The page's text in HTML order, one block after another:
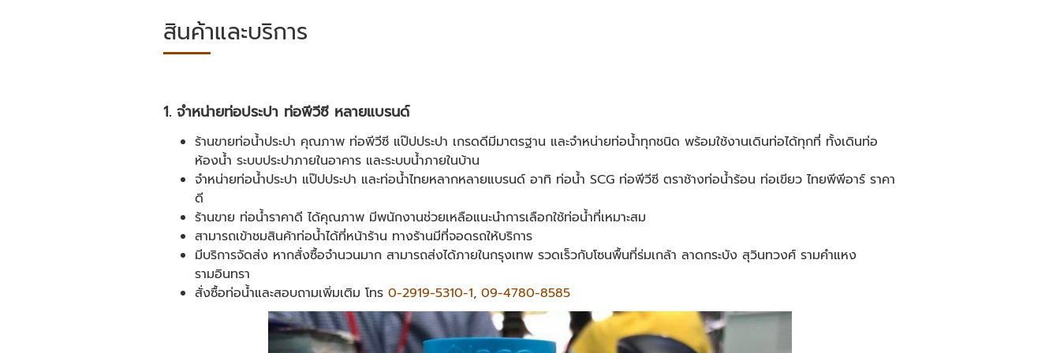
สินค้าและบริการ
1. จำหน่ายท่อประปา ท่อพีวีซี หลายแบรนด์
ร้านขายท่อน้ำประปา คุณภาพ ท่อพีวีซี แป๊ปประปา เกรดดีมีมาตรฐาน และจำหน่ายท่อน้ำทุกชนิด พร้อมใช้งานเดินท่อได้ทุกที่ ทั้งเดินท่อ
ห้องน้ำ ระบบประปาภายในอาคาร และระบบน้ำภายในบ้าน
จำหน่ายท่อน้ำประปา แป๊ปประปา และท่อน้ำไทยหลากหลายแบรนด์ อาทิ ท่อน้ำ SCG ท่อพีวีซี ตราช้างท่อน้ำร้อน ท่อเขียว ไทยพีพีอาร์ ราคา
ดี
ร้านขาย ท่อน้ำราคาดี ได้คุณภาพ มีพนักงานช่วยเหลือแนะนำการเลือกใช้ท่อน้ำที่เหมาะสม
สามารถเข้าชมสินค้าท่อน้ำได้ที่หน้าร้าน ทางร้านมีที่จอดรถให้บริการ
มีบริการจัดส่ง หากสั่งซื้อจำนวนมาก สามารถส่งได้ภายในกรุงเทพ รวดเร็วกับโซนพื้นที่ร่มเกล้า ลาดกระบัง สุวินทวงศ์ รามคำแหง
รามอินทรา
สั่งซื้อท่อน้ำและสอบถามเพิ่มเติม โทร 0-2919-5310-1, 09-4780-8585